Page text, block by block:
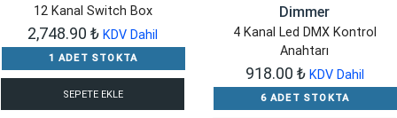
12 Kanal Switch Box
2,748.90 ₺ KDV Dahil
1 ADET STOKTA
SEPETE EKLE
Dimmer
4 Kanal Led DMX Kontrol
Anahtarı
918.00 ₺ KDV Dahil
6 ADET STOKTA